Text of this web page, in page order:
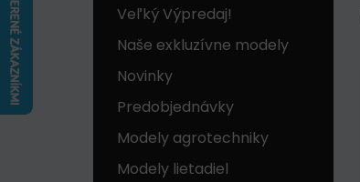
Veľký Výpredaj!
Naše exkluzívne modely
Novinky
Predobjednávky
Modely agrotechniky
Modely lietadiel